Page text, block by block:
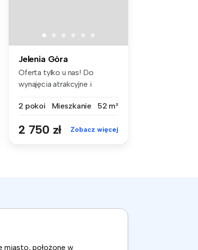
Jelenia Góra
Oferta tylko u nas! Do
wynajęcia atrakcyjne i
2 pokoi
Mieszkanie 52 m²
2 750 zł Zobacz więcej
miasto, położone w